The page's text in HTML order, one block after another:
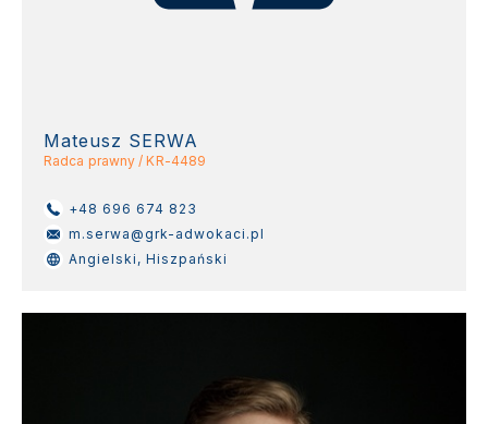
Mateusz SERWA
Radca prawny / KR-4489
+48 696 674 823
m.serwa@grk-adwokaci.pl
Angielski, Hiszpański